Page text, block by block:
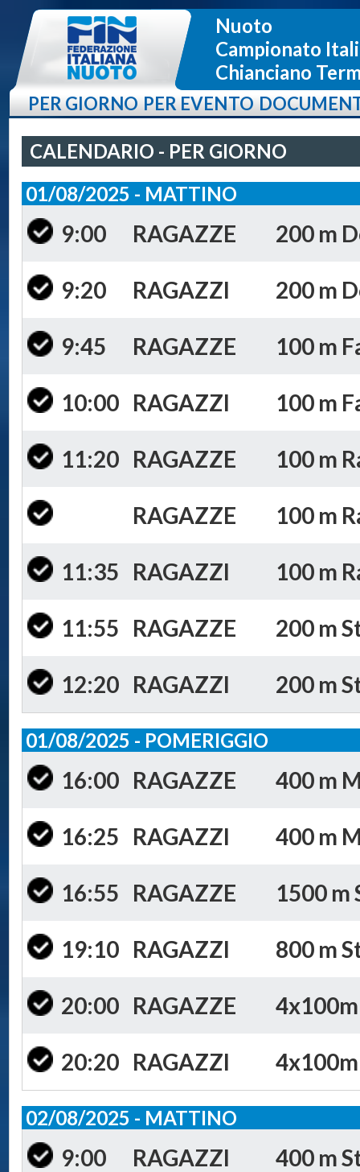
Nuoto
Campionato
Chianciano
PER GIORNO PER EVENTO
CALENDARIO - PER GIORNO
01/08/2025 - MATTINO
9:00 RAGAZZE 200 m
9:20 RAGAZZI 200 m
9:45 RAGAZZE 100 m
10:00 RAGAZZI 100 m
11:20 RAGAZZE 100 m
RAGAZZE 100 m
11:35 RAGAZZI 100 m
11:55 RAGAZZE 200 m
12:20 RAGAZZI 200 m
01/08/2025 - POMERIGGIO
16:00 RAGAZZE 400 m
16:25 RAGAZZI 400 m
16:55 RAGAZZE 1500 m
19:10 RAGAZZI 800 m
20:00 RAGAZZE
20:20 RAGAZZI
02/08/2025 - MATTINO
9:00 RAGAZZI 400 m